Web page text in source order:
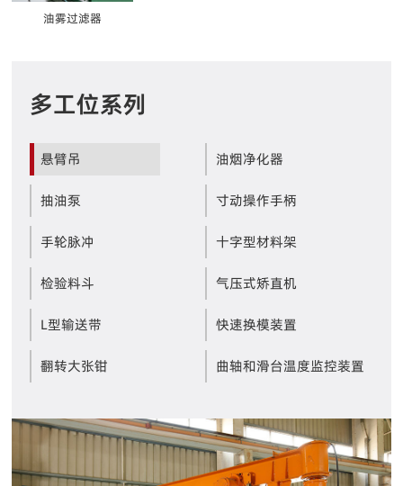
油雾过滤器
多工位系列
悬臂吊 油烟净化器
抽油泵 寸动操作手柄
手轮脉冲 十字型材料架
检验料斗 气压式矫直机
L型输送带 快速换模装置
翻转大张钳 曲轴和滑台温度监控装置